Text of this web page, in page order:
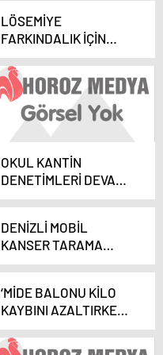
LÖSEMİYE
FARKINDALIK İÇİN
TURUNCU MASKE
TAKTILAR
OKUL KANTİN
DENETİMLERİ DEVAM
EDİYOR
DENİZLİ MOBİL
KANSER TARAMA
TIRINA KAVUŞTU
‘MİDE BALONU KİLO
KAYBINI AZALTIRKEN
YAŞAM KALİTESİNİ
YÜKSELTİYOR’